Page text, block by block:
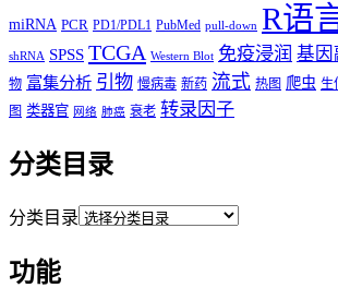
miRNA PCR PD1/PDL1 PubMed pull-down R语
shRNA SPSS TCGA Western Blot 免疫浸润 基因
物 富集分析 引物 慢病毒 新药 流式 热图 爬虫 生
图 类器官 网络 肺癌 衰老 转录因子
分类目录
分类目录
功能